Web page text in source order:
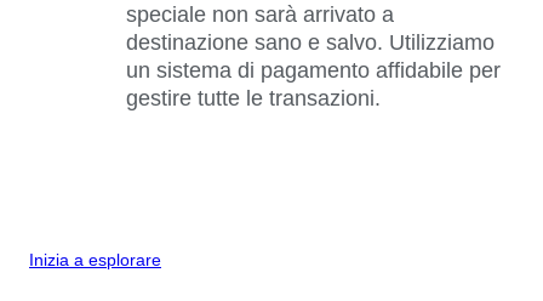
speciale non sarà arrivato a
destinazione sano e salvo. Utilizziamo
un sistema di pagamento affidabile per
gestire tutte le transazioni.
Inizia a esplorare